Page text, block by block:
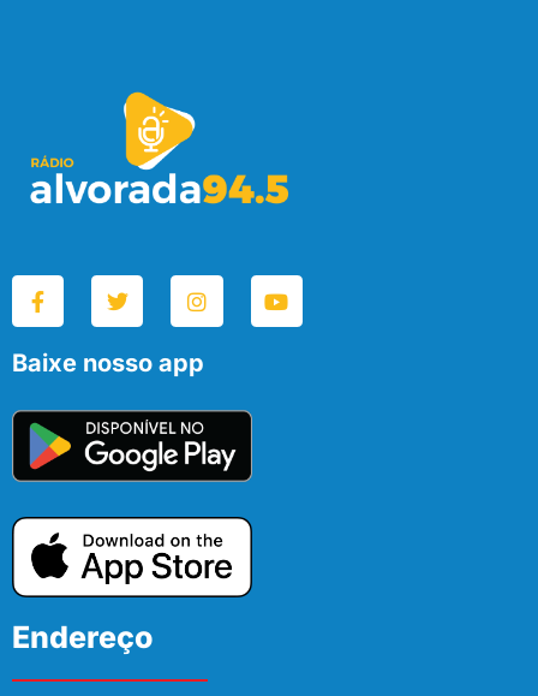
Baixe nosso app
Endereço